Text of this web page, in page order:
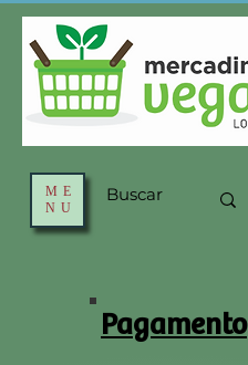
ME
NU
Pagamento